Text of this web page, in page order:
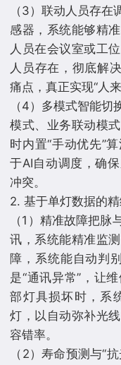
（3）联动人员存
感器，系统能够精
人员在会议室或工
人员存在，彻底解
痛点，真正实现“人
（4）多模式智能
模式、业务联动模
时内置“手动优先”
于AI自动调度，确
冲突。
2. 基于单灯数据的
（1）精准故障把
讯，系统能精准监
障，系统能自动判
是“通讯异常”，让
部灯具损坏时，系
灯，以自动弥补光
容错率。
（2）寿命预测与“